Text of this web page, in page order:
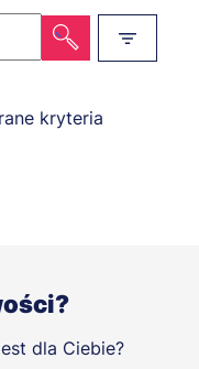
kryteria
dla Ciebie?